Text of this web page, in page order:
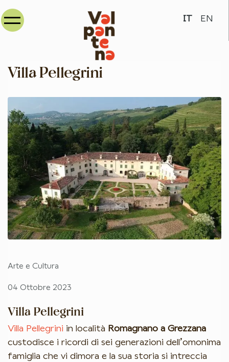
Seleziona
IT EN
Villa Pellegrini
Villa Pellegrini
Villa Pellegrini in località Romagnano a Grezzana
custodisce i ricordi di sei generazioni dell’omonima
famiglia che vi dimora e la sua storia si intreccia
Arte e Cultura
04 Ottobre 2023